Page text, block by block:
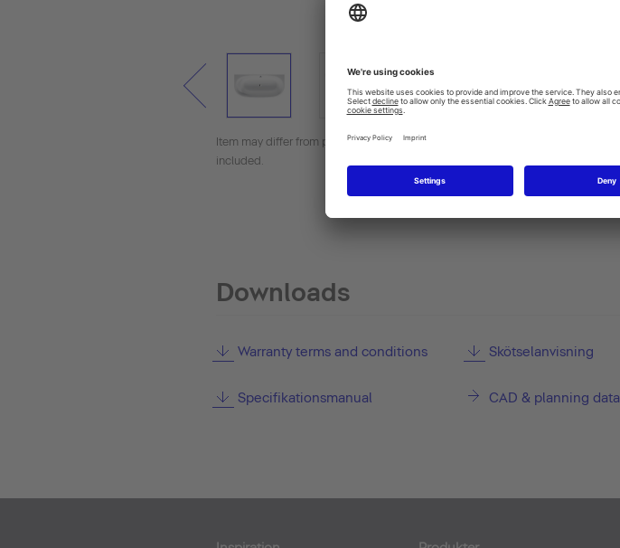
Item may differ from picture. Decorations and accessories are not
included.
Downloads
Warranty terms and conditions Skötselanvisning
Specifikationsmanual CAD & planning data